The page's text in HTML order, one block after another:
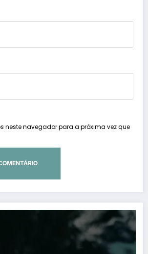
neste navegador para a próxima vez que